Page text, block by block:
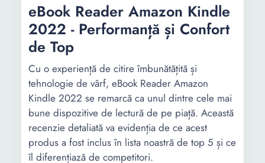
eBook Reader Amazon Kindle
2022 - Performanță și Confort
de Top
Cu o experiență de citire îmbunătățită și
tehnologie de vârf, eBook Reader Amazon
Kindle 2022 se remarcă ca unul dintre cele mai
bune dispozitive de lectură de pe piață. Această
recenzie detaliată va evidenția de ce acest
produs a fost inclus în lista noastră de top 5 și ce
îl diferențiază de competitori.